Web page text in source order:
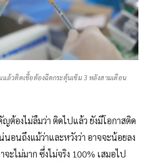
แล้วติดเชื้อต้องฉีดกระตุ้นเข็ม 3 หลังสามเดือน
ต้องไม่ลืมว่า ติดไปแล้ว ยังมีโอกาสติด
นอนถึงแม้ว่าและหวังว่า อาจจะน้อยลง
จะไม่มาก ซึ่งไม่จริง 100% เสมอไป